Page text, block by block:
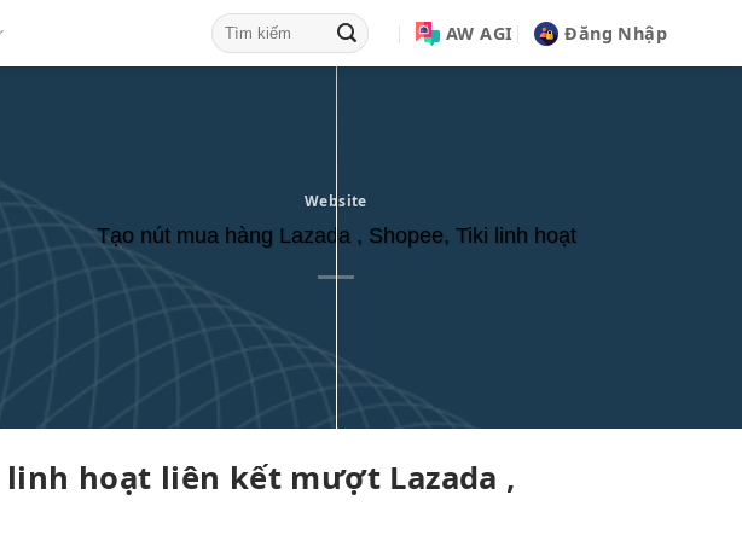
AW AGI Đăng Nhập
Website
Tạo nút mua hàng Lazada , Shopee, Tiki linh hoạt
linh hoạt liên kết mượt Lazada ,